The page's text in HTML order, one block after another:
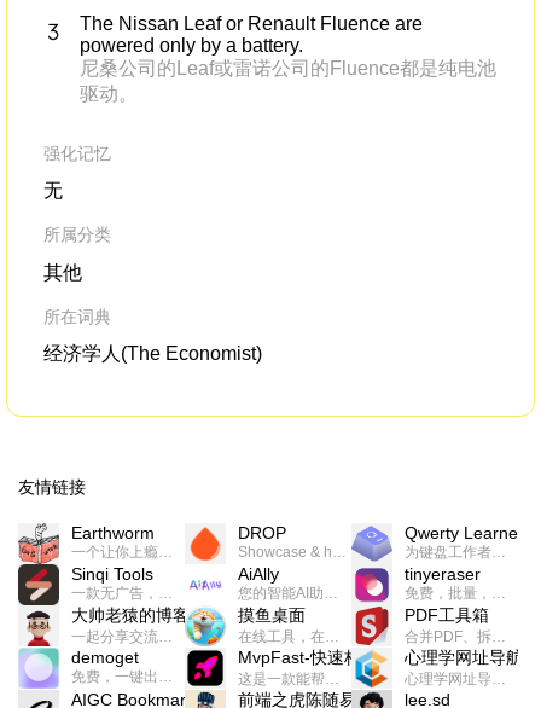
The Nissan Leaf or Renault Fluence are
powered only by a battery.
尼桑公司的Leaf或雷诺公司的Fluence都是纯电池
驱动。
强化记忆
无
所属分类
其他
所在词典
经济学人(The Economist)
友情链接
Earthworm
一个让你上瘾的英语学习工具，使用 连词成句 、 i + 1 、 以终为始等学习理论来帮助你习得英语，通过不断的重复形成肌肉记忆，最重要的是 游戏化 的形式让学习英语从此不再痛苦
DROP
Showcase & host your work in extraordinary ways.不限速文件分享，托管，建站平台
Qwerty Learner
为键盘工作者设计的单词与肌肉记忆锻炼软件
Sinqi Tools
一款无广告，界面清爽的神奇在线小工具集合，范围包括但不限于：开发，设计，日常生活等
AiAlly
您的智能AI助手解决方案。提供24/7全天候的高效虚拟员工服务，助力个人和组织提升生产力、激发创新潜能。
tinyeraser
免费，批量，快速，一键换背景的桌面软件
大帅老猿的博客
一起分享交流生活学习，出海赚钱，编程技术，远程工作，优秀产品等相关话题。希望大家都能有所收获。
摸鱼桌面
在线工具，在线游戏，电影，小说各种有趣的资源这里都有
PDF工具箱
合并PDF、拆分PDF、旋转PDF、裁剪PDF、转换PDF、加密PDF、解密PDF、PDF加水印等多种PDF处理功能
demoget
免费，一键出成片的录屏Demo软件。支持4K导出，立即下载使用。
MvpFast-快速构建网站应用
这是一款能帮助你快速构建个人网站的应用，使用最新的前端技术栈，集成登录、鉴权、手机、邮箱、数据库、博客、文章、支付等等网站所需要的功能，你只需要花几个小时开发你的核心功能就可以上线，一次购买，永久拥有
心理学网址导航
心理学网址导航(psyhhub.org),着力打造国内心理学资源平台，是一个心理学网址资源大全，提供心理学学习,心理学考研,英语自学,计算机自学等众多学习内容。
AIGC Bookmarks 前端之虎陈随易 lee.sd